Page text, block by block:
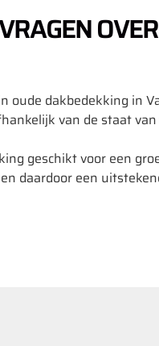
oude dakbedekking in
van de staat
geschikt voor een
daardoor een